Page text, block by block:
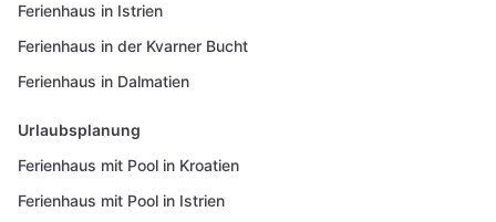
Ferienhaus in Istrien
Ferienhaus in der Kvarner Bucht
Ferienhaus in Dalmatien
Urlaubsplanung
Ferienhaus mit Pool in Kroatien
Ferienhaus mit Pool in Istrien